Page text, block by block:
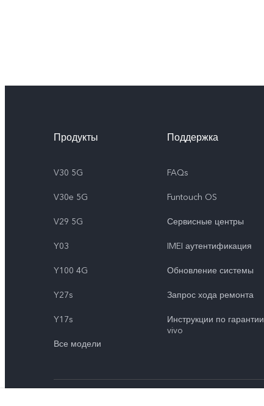
Продукты
V30 5G
V30e 5G
V29 5G
Y03
Y100 4G
Y27s
Y17s
Все модели
Поддержка
FAQs
Funtouch OS
Сервисные центры
IMEI аутентификация
Обновление системы
Запрос хода ремонта
Инструкции по гарантии
vivo